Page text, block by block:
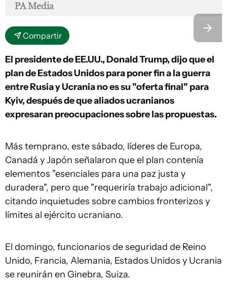
PA Media
Compartir
El presidente de EE.UU., Donald Trump, dijo que el
plan de Estados Unidos para poner fin a la guerra
entre Rusia y Ucrania no es su "oferta final" para
Kyiv, después de que aliados ucranianos
expresaran preocupaciones sobre las propuestas.
Más temprano, este sábado, líderes de Europa,
Canadá y Japón señalaron que el plan contenía
elementos "esenciales para una paz justa y
duradera", pero que "requeriría trabajo adicional",
citando inquietudes sobre cambios fronterizos y
límites al ejército ucraniano.
El domingo, funcionarios de seguridad de Reino
Unido, Francia, Alemania, Estados Unidos y Ucrania
se reunirán en Ginebra, Suiza.